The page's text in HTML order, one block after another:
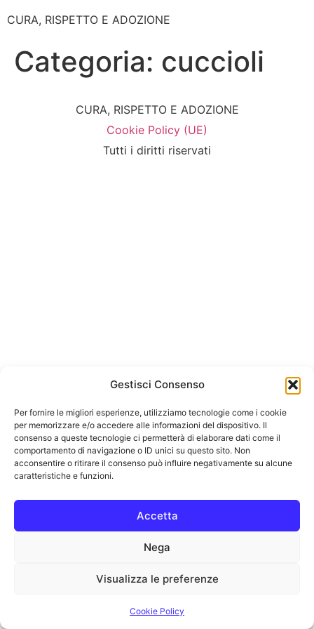
Gestisci Consenso
Per fornire le migliori esperienze, utilizziamo tecnologie come i cookie
per memorizzare e/o accedere alle informazioni del dispositivo. Il
consenso a queste tecnologie ci permetterà di elaborare dati come il
comportamento di navigazione o ID unici su questo sito. Non
acconsentire o ritirare il consenso può influire negativamente su alcune
caratteristiche e funzioni.
Accetta
Nega
Visualizza le preferenze
Cookie Policy
CURA, RISPETTO E ADOZIONE
Categoria: cuccioli
CURA, RISPETTO E ADOZIONE
Cookie Policy (UE)
Tutti i diritti riservati